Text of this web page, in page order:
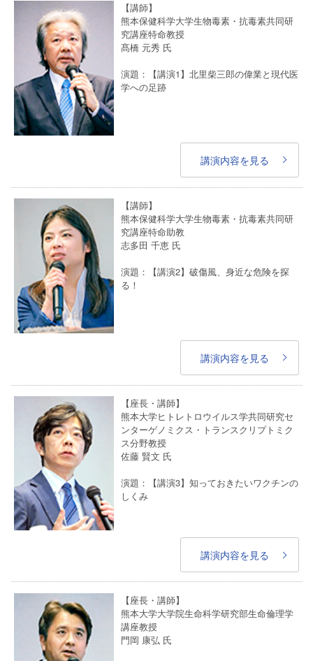
【講師】
熊本保健科学大学生物毒素・抗毒素共同研
究講座特命教授
髙橋 元秀 氏
演題：【講演1】北里柴三郎の偉業と現代医
学への足跡
講演内容を見る
【講師】
熊本保健科学大学生物毒素・抗毒素共同研
究講座特命助教
志多田 千恵氏
演題：【講演2】破傷風、身近な危険を探
る！
講演内容を見る
【座長・講師】
熊本大学ヒトレトロウイルス学共同研究セ
ンターゲノミクス・トランスクリプトミク
ス分野教授
佐藤 賢文 氏
演題：【講演3】知っておきたいワクチンの
しくみ
講演内容を見る
【座長・講師】
熊本大学大学院生命科学研究部生命倫理学
講座教授
門岡 康弘 氏